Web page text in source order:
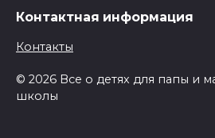
Контактная информация
Контакты
© 2026 Все о детях для папы и
школы